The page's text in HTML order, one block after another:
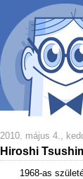
2010. május 4.,
Hiroshi
1968-as